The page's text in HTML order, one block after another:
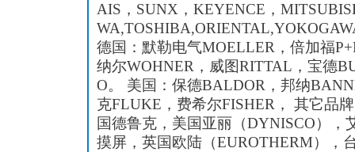
AIS，SUNX，KEYENCE，
德国：默勒电气MOELLER，倍加福
纳尔WOHNER，威图RITTAL，宝德
O。 美国：保德BALDOR，邦纳
克FLUKE，费希尔FISHER， 其它品
国德鲁克，美国亚丽（DYNISCO），
摸屏，英国欧陆（EUROTHERM），